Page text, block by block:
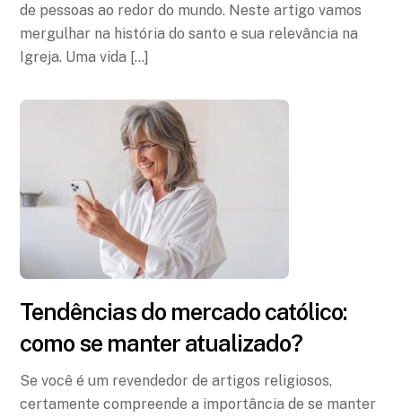
de pessoas ao redor do mundo. Neste artigo vamos
mergulhar na história do santo e sua relevância na
Igreja. Uma vida […]
Tendências do mercado católico:
como se manter atualizado?
Se você é um revendedor de artigos religiosos,
certamente compreende a importância de se manter